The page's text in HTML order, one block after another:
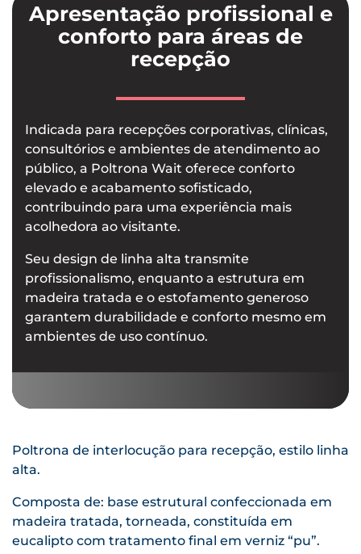
Apresentação profissional e
conforto para áreas de
recepção
Indicada para recepções corporativas, clínicas,
consultórios e ambientes de atendimento ao
público, a Poltrona Wait oferece conforto
elevado e acabamento sofisticado,
contribuindo para uma experiência mais
acolhedora ao visitante.
Seu design de linha alta transmite
profissionalismo, enquanto a estrutura em
madeira tratada e o estofamento generoso
garantem durabilidade e conforto mesmo em
ambientes de uso contínuo.
Poltrona de interlocução para recepção, estilo linha
alta.
Composta de: base estrutural confeccionada em
madeira tratada, torneada, constituída em
eucalipto com tratamento final em verniz “pu”.